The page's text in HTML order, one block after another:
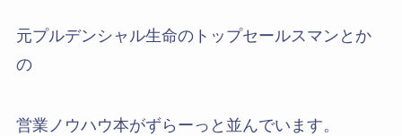
元プルデンシャル生命のトップセールスマンとか
の
営業ノウハウ本がずらーっと並んでいます。